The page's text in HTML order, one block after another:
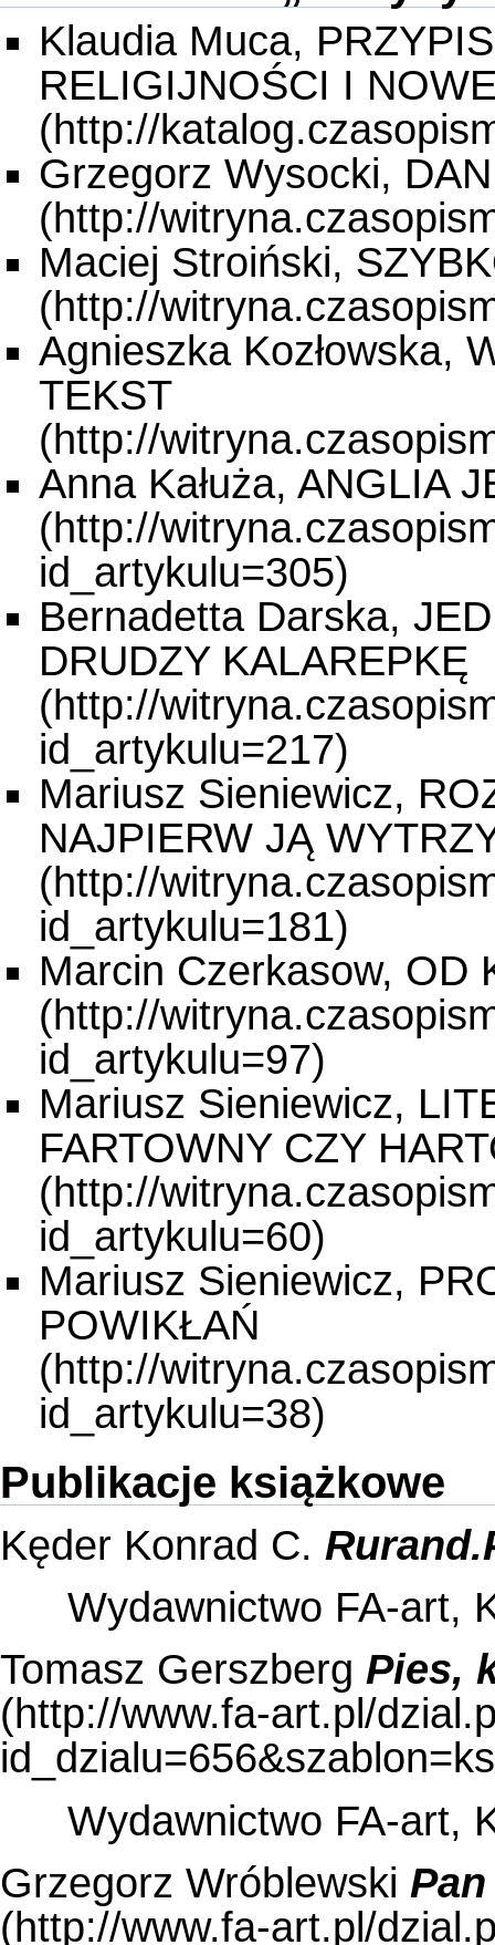
Klaudia Muca,
RELIGIJNOŚCI I
Grzegorz Wysocki,
Maciej Stroiński,
Agnieszka Kozłowska,
TEKST
Anna Kałuża, ANGLIA
Bernadetta Darska,
DRUDZY KALAREPKĘ
Mariusz Sieniewicz,
NAJPIERW JĄ
Marcin Czerkasow, OD
Mariusz Sieniewicz,
FARTOWNY CZY
Mariusz Sieniewicz,
POWIKŁAŃ
Publikacje książkowe
Kęder Konrad C.
Wydawnictwo FA-art,
Tomasz Gerszberg Pies,
Wydawnictwo FA-art,
Grzegorz Wróblewski